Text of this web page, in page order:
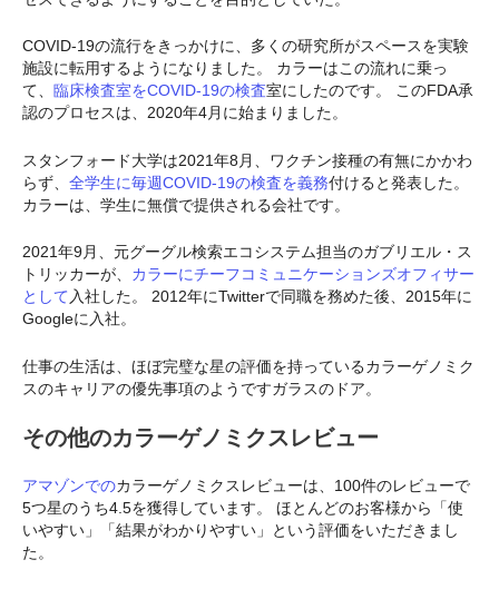
COVID-19の流行をきっかけに、多くの研究所がスペースを実験
施設に転用するようになりました。 カラーはこの流れに乗っ
て、 臨床検査室をCOVID-19の検査室にしたのです。 このFDA承
認のプロセスは、2020年4月に始まりました。
スタンフォード大学は2021年8月、ワクチン接種の有無にかかわ
らず、 全学生に毎週COVID-19の検査を義務付けると発表した。
カラーは、学生に無償で提供される会社です。
2021年9月、元グーグル検索エコシステム担当のガブリエル・ス
トリッカーが、 カラーにチーフコミュニケーションズオフィサー
として 入社した。 2012年にTwitterで同職を務めた後、2015年に
Googleに入社。
仕事の生活は、ほぼ完璧な星の評価を持っているカラーゲノミク
スのキャリアの優先事項のようですガラスのドア。
その他のカラーゲノミクスレビュー
アマゾンでのカラーゲノミクスレビューは、100件のレビューで
5つ星のうち4.5を獲得しています。 ほとんどのお客様から「使
いやすい」「結果がわかりやすい」という評価をいただきまし
た。